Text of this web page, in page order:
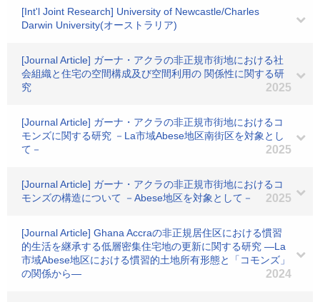
[Int'l Joint Research] University of Newcastle/Charles
Darwin University(オーストラリア)
[Journal Article] ガーナ・アクラの非正規市街地における社
会組織と住宅の空間構成及び空間利用の 関係性に関する研
究
2025
[Journal Article] ガーナ・アクラの非正規市街地におけるコ
モンズに関する研究 －La市域Abese地区南街区を対象とし
て－
2025
[Journal Article] ガーナ・アクラの非正規市街地におけるコ
モンズの構造について －Abese地区を対象として－
2025
[Journal Article] Ghana Accraの非正規居住区における慣習
的生活を継承する低層密集住宅地の更新に関する研究 ―La
市域Abese地区における慣習的土地所有形態と「コモンズ」
の関係から―
2024